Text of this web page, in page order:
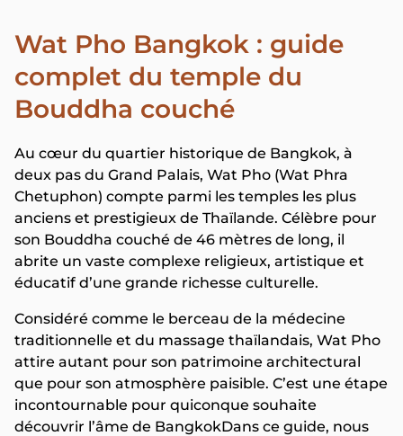
Wat Pho Bangkok : guide
complet du temple du
Bouddha couché
Au cœur du quartier historique de Bangkok, à
deux pas du Grand Palais, Wat Pho (Wat Phra
Chetuphon) compte parmi les temples les plus
anciens et prestigieux de Thaïlande. Célèbre pour
son Bouddha couché de 46 mètres de long, il
abrite un vaste complexe religieux, artistique et
éducatif d’une grande richesse culturelle.
Considéré comme le berceau de la médecine
traditionnelle et du massage thaïlandais, Wat Pho
attire autant pour son patrimoine architectural
que pour son atmosphère paisible. C’est une étape
incontournable pour quiconque souhaite
découvrir l’âme de BangkokDans ce guide, nous